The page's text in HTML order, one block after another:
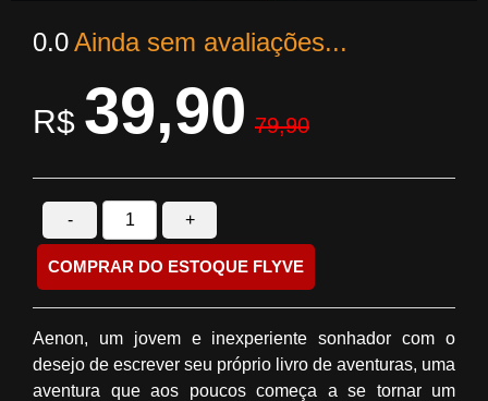
0.0Ainda sem avaliações...
R$ 39,90 79,90
- +
COMPRAR DO ESTOQUE FLYVE
Aenon, um jovem e inexperiente sonhador com o
desejo de escrever seu próprio livro de aventuras, uma
aventura que aos poucos começa a se tornar um